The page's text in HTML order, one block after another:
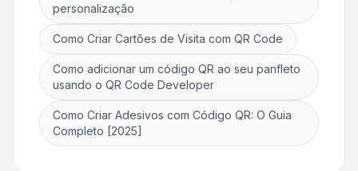
personalização
Como Criar Cartões de Visita com QR Code
Como adicionar um código QR ao seu panfleto
usando o QR Code Developer
Como Criar Adesivos com Código QR: O Guia
Completo [2025]